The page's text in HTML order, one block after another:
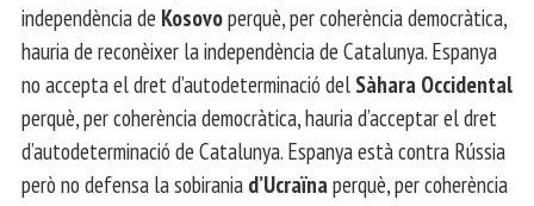
independència de Kosovoperquè, per coherència democràtica,
hauria de reconèixer la independència de Catalunya. Espanya
no accepta el dret d’autodeterminació del Sàhara Occidental
perquè, per coherència democràtica, hauria d’acceptar el dret
d’autodeterminació de Catalunya. Espanya està contra Rússia
però no defensa la sobirania d’Ucraïna perquè, per coherència